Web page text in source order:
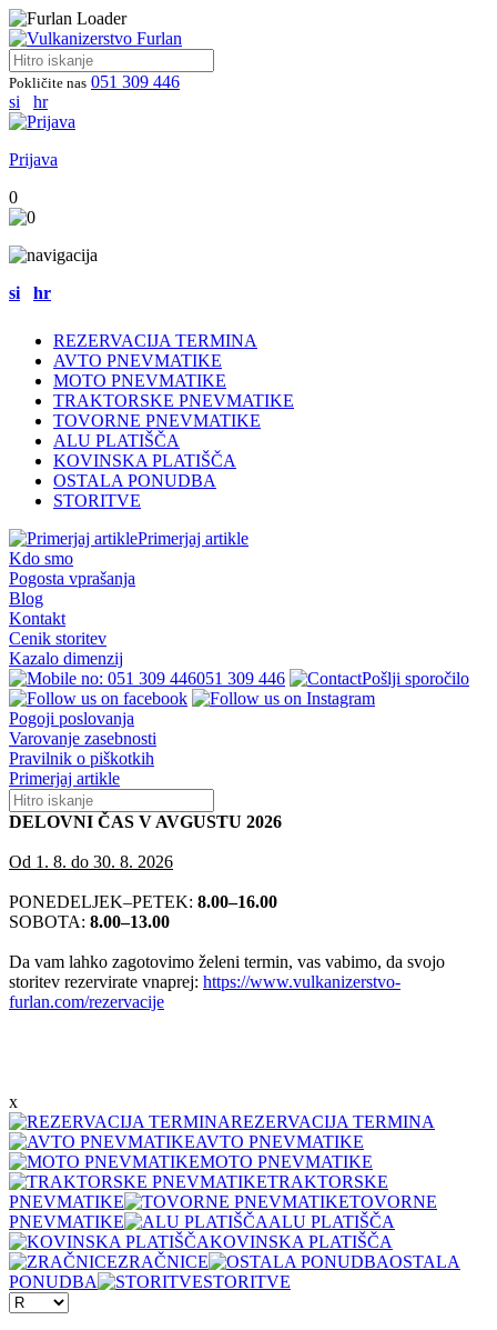
Pokličite nas 051 309 446
si
hr
Prijava
0
si hr
REZERVACIJA TERMINA
AVTO PNEVMATIKE
MOTO PNEVMATIKE
TRAKTORSKE PNEVMATIKE
TOVORNE PNEVMATIKE
ALU PLATIŠČA
KOVINSKA PLATIŠČA
OSTALA PONUDBA
STORITVE
Primerjaj artikle
Kdo smo
Pogosta vprašanja
Blog
Kontakt
Cenik storitev
Kazalo dimenzij
051 309 446
Pošlji sporočilo
Pogoji poslovanja
Varovanje zasebnosti
Pravilnik o piškotkih
Primerjaj artikle
DELOVNI ČAS V AVGUSTU 2026
Od 1. 8. do 30. 8. 2026
PONEDELJEK–PETEK: 8.00–16.00
SOBOTA: 8.00–13.00
Da vam lahko zagotovimo želeni termin, vas vabimo, da svojo
storitev rezervirate vnaprej: https://www.vulkanizerstvo-
furlan.com/rezervacije
x
REZERVACIJA TERMINA
AVTO PNEVMATIKE
MOTO PNEVMATIKE
TRAKTORSKE
PNEVMATIKE
TOVORNE
PNEVMATIKE
ALU PLATIŠČA
KOVINSKA PLATIŠČA
ZRAČNICE
OSTALA
PONUDBA
STORITVE